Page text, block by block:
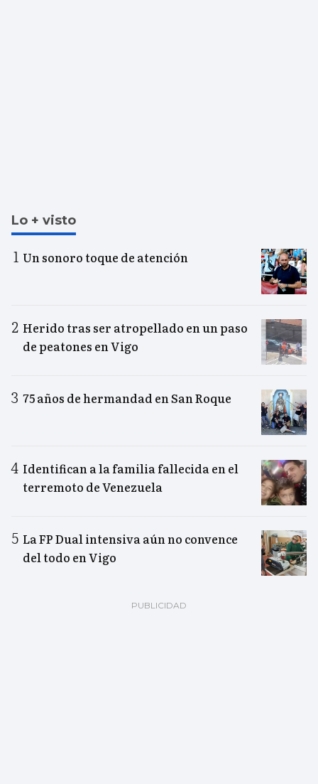
Lo + visto
Un sonoro toque de atención
Herido tras ser atropellado en un paso
de peatones en Vigo
75 años de hermandad en San Roque
Identifican a la familia fallecida en el
terremoto de Venezuela
La FP Dual intensiva aún no convence
del todo en Vigo